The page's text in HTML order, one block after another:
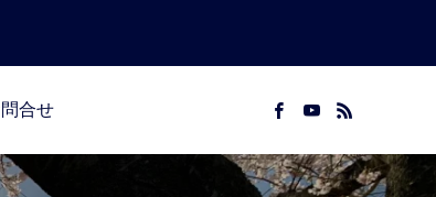
合せ